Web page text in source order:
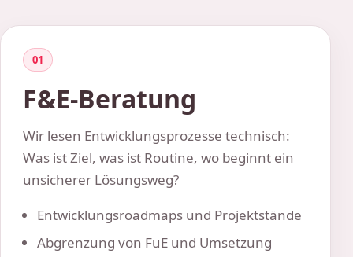
01
F&E-Beratung
Wir lesen Entwicklungsprozesse technisch:
Was ist Ziel, was ist Routine, wo beginnt ein
unsicherer Lösungsweg?
Entwicklungsroadmaps und Projektstände
Abgrenzung von FuE und Umsetzung